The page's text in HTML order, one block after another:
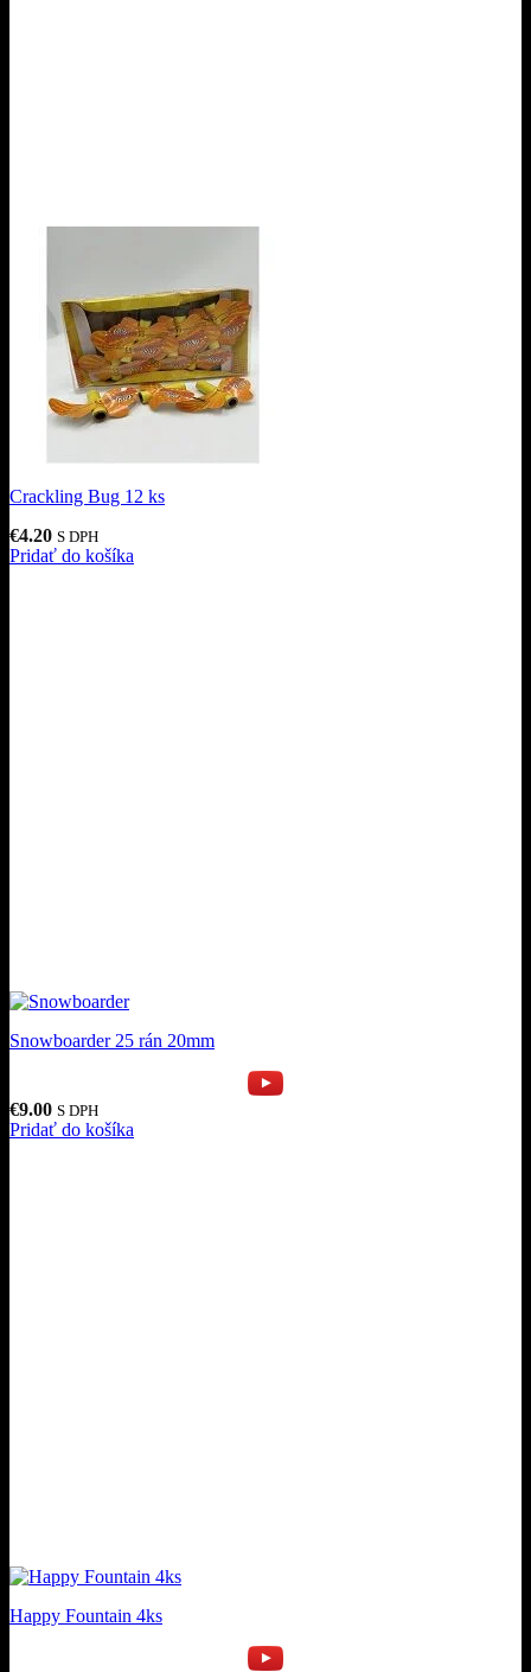
Crackling Bug 12 ks
€4.20 S DPH
Pridať do košíka
Snowboarder 25 rán 20mm
€9.00 S DPH
Pridať do košíka
Happy Fountain 4ks